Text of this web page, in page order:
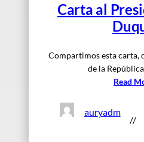
Carta al
Compartimos esta carta,
de la
Read
auryadm
//